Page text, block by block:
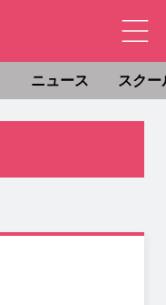
ニュース スクー